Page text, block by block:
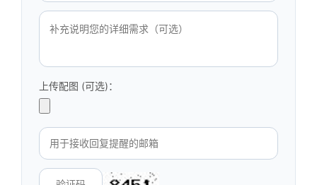
上传配图 (可选)：